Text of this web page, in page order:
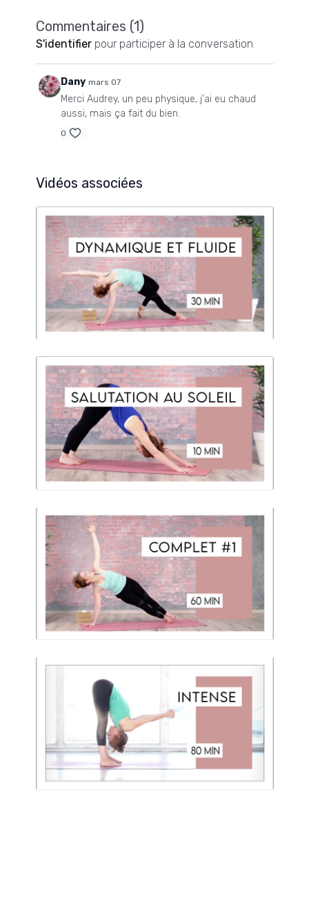
Commentaires (1)
S'identifierpour participer à la conversation
Dany mars 07
Merci Audrey, un peu physique, j'ai eu chaud
aussi, mais ça fait du bien.
0
Vidéos associées